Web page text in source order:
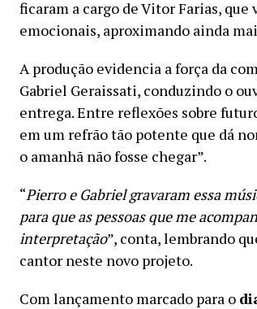
ficaram a cargo de Vitor Farias,
emocionais, aproximando ainda
A produção evidencia a força da
Gabriel Geraissati, conduzindo o
entrega. Entre reflexões sobre
em um refrão tão potente que dá
o amanhã não fosse chegar”.
“Pierro e Gabriel gravaram essa
para que as pessoas que me
interpretação”, conta, lembrando
cantor neste novo projeto.
Com lançamento marcado para o